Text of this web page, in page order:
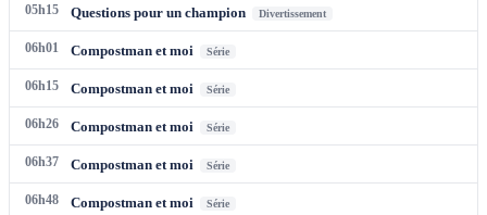
05h15 Questions pour un champion Divertissement
06h01 Compostman et moi Série
06h15 Compostman et moi Série
06h26 Compostman et moi Série
06h37 Compostman et moi Série
06h48 Compostman et moi Série